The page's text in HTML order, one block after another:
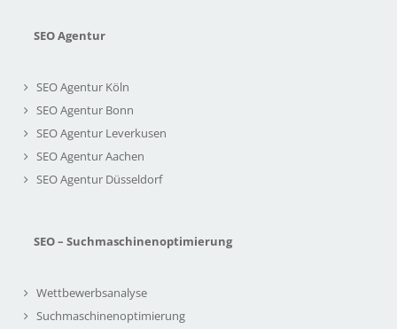
SEO Agentur
SEO Agentur Köln
SEO Agentur Bonn
SEO Agentur Leverkusen
SEO Agentur Aachen
SEO Agentur Düsseldorf
SEO – Suchmaschinenoptimierung
Wettbewerbsanalyse
Suchmaschinenoptimierung